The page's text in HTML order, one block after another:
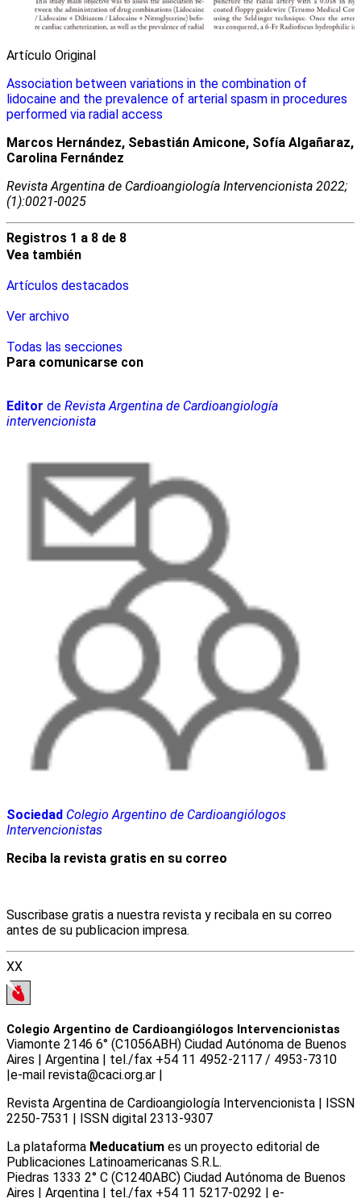
Artículo Original
Association between variations in the combination of
lidocaine and the prevalence of arterial spasm in procedures
performed via radial access
Marcos Hernández, Sebastián Amicone, Sofía Algañaraz,
Carolina Fernández
Revista Argentina de Cardioangiologí­a Intervencionista 2022;
(1):0021-0025
Registros 1 a 8 de 8
Vea también
Artículos destacados
Ver archivo
Todas las secciones
Para comunicarse con
Editor de Revista Argentina de Cardioangiología
intervencionista
Sociedad Colegio Argentino de Cardioangiólogos
Intervencionistas
Reciba la revista gratis en su correo
Suscribase gratis a nuestra revista y recibala en su correo
antes de su publicacion impresa.
XX
Colegio Argentino de Cardioangiólogos Intervencionistas
Viamonte 2146 6° (C1056ABH) Ciudad Autónoma de Buenos
Aires | Argentina | tel./fax +54 11 4952-2117 / 4953-7310
|e-mail revista@caci.org.ar |
Revista Argentina de Cardioangiologí­a Intervencionista | ISSN
2250-7531 | ISSN digital 2313-9307
La plataforma Meducatium es un proyecto editorial de
Publicaciones Latinoamericanas S.R.L.
Piedras 1333 2° C (C1240ABC) Ciudad Autónoma de Buenos
Aires | Argentina | tel./fax +54 11 5217-0292 | e-